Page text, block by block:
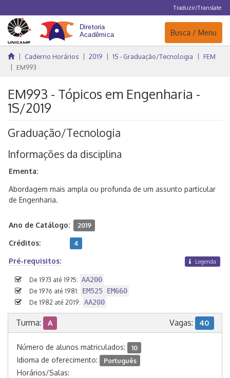
Traduzir/Translate
Navegação
Busca / Menu
Caderno Horários 2019 1S - Graduação/Tecnologia
FEM
EM993
EM993 - Tópicos em Engenharia -
1S/2019
Graduação/Tecnologia
Informações da disciplina
Ementa:
Abordagem mais ampla ou profunda de um assunto particular
de Engenharia.
Ano de Catálogo: 2019
Créditos: 4
Pré-requisitos: Legenda
De 1973 até 1975: AA200
De 1976 até 1981: EM525 EM660
De 1982 até 2019: AA200
Turma: A Vagas: 40
Número de alunos matriculados: 10
Idioma de oferecimento: Português
Horários/Salas: